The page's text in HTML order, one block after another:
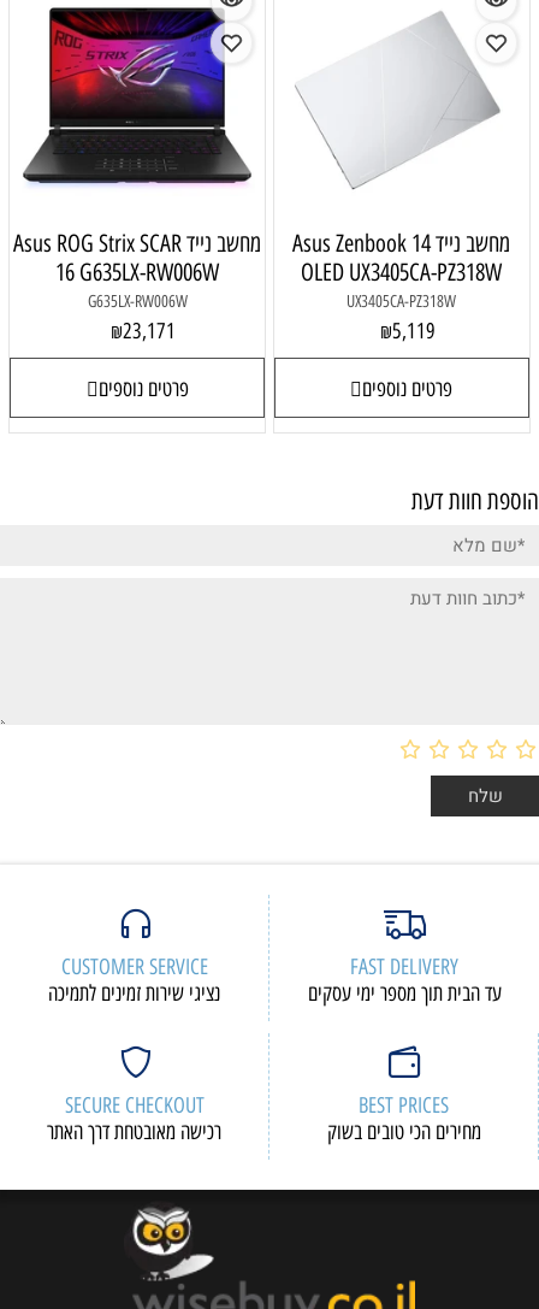
מחשב נייד Asus Zenbook 14
OLED UX3405CA-PZ318W
UX3405CA-PZ318W
₪5,119
פרטים נוספים
מחשב נייד Asus ROG Strix SCAR
16 G635LX-RW006W
G635LX-RW006W
₪23,171
פרטים נוספים
הוספת חוות דעת
FAST DELIVERY
עד הבית תוך מספר ימי עסקים
CUSTOMER SERVICE
נציגי שירות זמינים לתמיכה
BEST PRICES
מחירים הכי טובים בשוק
SECURE CHECKOUT
רכישה מאובטחת דרך האתר